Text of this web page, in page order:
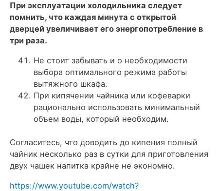
При эксплуатации холодильника следует
помнить, что каждая минута с открытой
дверцей увеличивает его энергопотребление в
три раза.
Не стоит забывать и о необходимости
выбора оптимального режима работы
вытяжного шкафа.
При кипячении чайника или кофеварки
рационально использовать минимальный
объем воды, который необходим.
Согласитесь, что доводить до кипения полный
чайник несколько раз в сутки для приготовления
двух чашек напитка крайне не экономно.
https://www.youtube.com/watch?